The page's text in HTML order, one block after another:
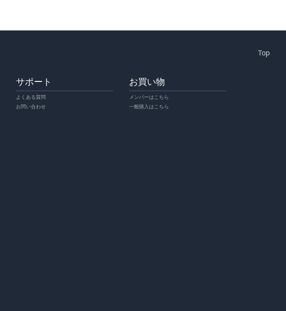
Top
サポート
よくある質問
お問い合わせ
お買い物
メンバーはこちら
一般購入はこちら